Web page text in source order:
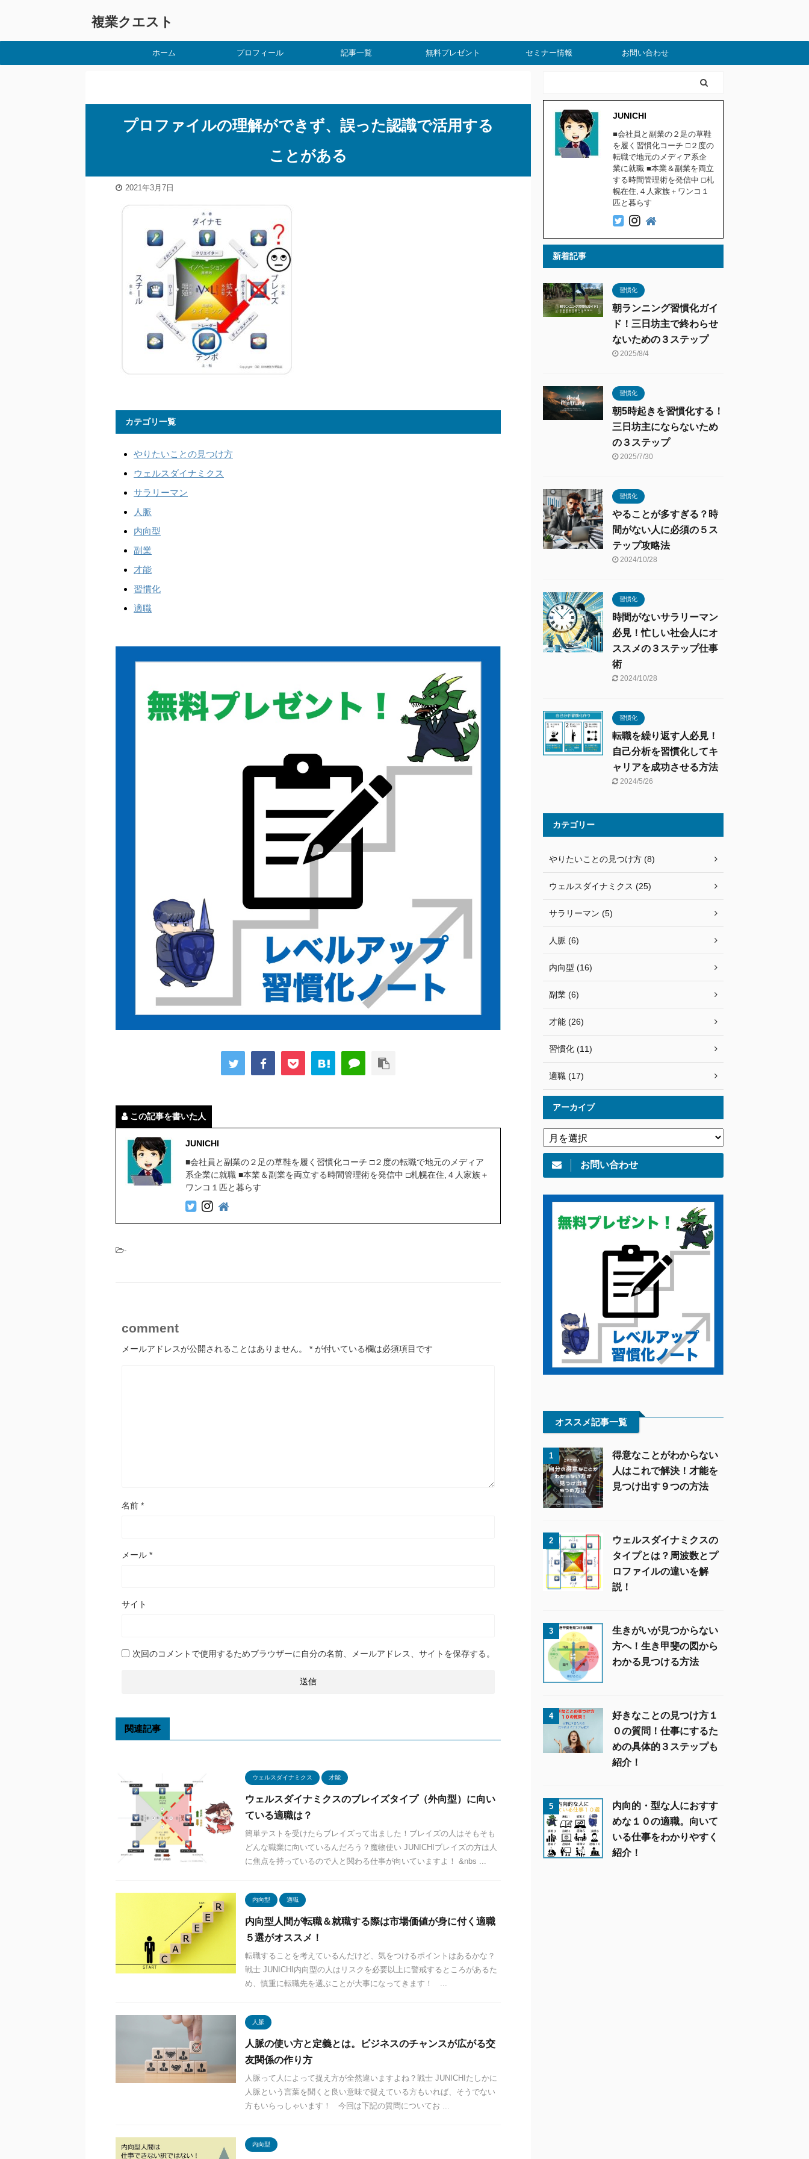
複業クエスト
ホーム プロフィール 記事一覧 無料プレゼント セミナー情報 お問い合わせ
プロファイルの理解ができず、誤った認識で活用する
ことがある
2021年3月7日
カテゴリ一覧
やりたいことの見つけ方
ウェルスダイナミクス
サラリーマン
人脈
内向型
副業
才能
習慣化
適職
この記事を書いた人
JUNICHI
■会社員と副業の２足の草鞋を履く習慣化コーチ □２度の転職で地元のメディア
系企業に就職 ■本業＆副業を両立する時間管理術を発信中 □札幌在住,４人家族＋
ワンコ１匹と暮らす
-
comment
メールアドレスが公開されることはありません。 * が付いている欄は必須項目です
名前 *
メール *
サイト
次回のコメントで使用するためブラウザーに自分の名前、メールアドレス、サイトを保存する。
関連記事
ウェルスダイナミクス 才能
ウェルスダイナミクスのブレイズタイプ（外向型）に向い
ている適職は？
簡単テストを受けたらブレイズって出ました！ブレイズの人はそもそも
どんな職業に向いているんだろう？魔物使い JUNICHIブレイズの方は人
に焦点を持っているので人と関わる仕事が向いていますよ！ &nbs ...
内向型 適職
内向型人間が転職＆就職する際は市場価値が身に付く適職
５選がオススメ！
転職することを考えているんだけど、気をつけるポイントはあるかな？
戦士 JUNICHI内向型の人はリスクを必要以上に警戒するところがあるた
め、慎重に転職先を選ぶことが大事になってきます！ ...
人脈
人脈の使い方と定義とは。ビジネスのチャンスが広がる交
友関係の作り方
人脈って人によって捉え方が全然違いますよね？戦士 JUNICHIたしかに
人脈という言葉を聞くと良い意味で捉えている方もいれば、そうでない
方もいらっしゃいます！ 今回は下記の質問についてお ...
内向型
JUNICHI
■会社員と副業の２足の草鞋
を履く習慣化コーチ □２度の
転職で地元のメディア系企
業に就職 ■本業＆副業を両立
する時間管理術を発信中 □札
幌在住,４人家族＋ワンコ１
匹と暮らす
新着記事
習慣化
朝ランニング習慣化ガイ
ド！三日坊主で終わらせ
ないための３ステップ
2025/8/4
習慣化
朝5時起きを習慣化する！
三日坊主にならないため
の３ステップ
2025/7/30
習慣化
やることが多すぎる？時
間がない人に必須の５ス
テップ攻略法
2024/10/28
習慣化
時間がないサラリーマン
必見！忙しい社会人にオ
ススメの３ステップ仕事
術
2024/10/28
習慣化
転職を繰り返す人必見！
自己分析を習慣化してキ
ャリアを成功させる方法
2024/5/26
カテゴリー
やりたいことの見つけ方 (8)
ウェルスダイナミクス (25)
サラリーマン (5)
人脈 (6)
内向型 (16)
副業 (6)
才能 (26)
習慣化 (11)
適職 (17)
アーカイブ
お問い合わせ
オススメ記事一覧
1
得意なことがわからない
人はこれで解決！才能を
見つけ出す９つの方法
2
ウェルスダイナミクスの
タイプとは？周波数とプ
ロファイルの違いを解
説！
3
生きがいが見つからない
方へ！生き甲斐の図から
わかる見つける方法
4
好きなことの見つけ方１
０の質問！仕事にするた
めの具体的３ステップも
紹介！
5
内向的・型な人におすす
めな１０の適職。向いて
いる仕事をわかりやすく
紹介！